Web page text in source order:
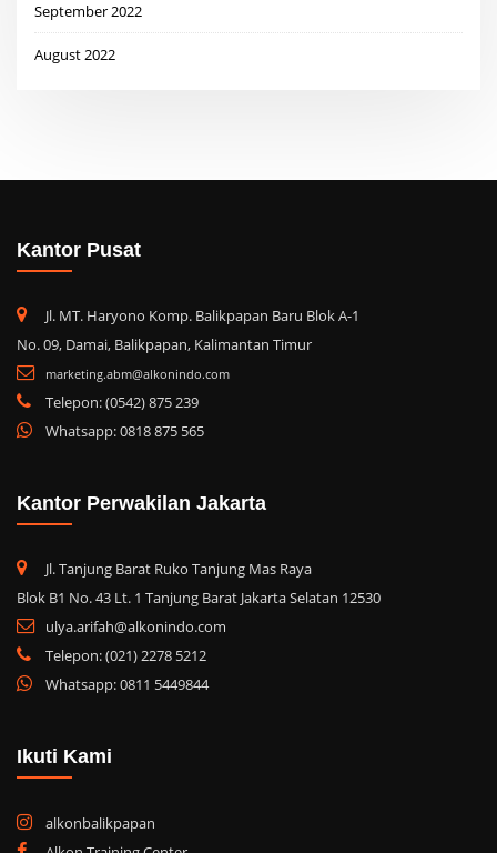
September 2022
August 2022
Kantor Pusat
Jl. MT. Haryono Komp. Balikpapan Baru Blok A-1
No. 09, Damai, Balikpapan, Kalimantan Timur
marketing.abm@alkonindo.com
Telepon: (0542) 875 239
Whatsapp: 0818 875 565
Kantor Perwakilan Jakarta
Jl. Tanjung Barat Ruko Tanjung Mas Raya
Blok B1 No. 43 Lt. 1 Tanjung Barat Jakarta Selatan 12530
ulya.arifah@alkonindo.com
Telepon: (021) 2278 5212
Whatsapp: 0811 5449844
Ikuti Kami
alkonbalikpapan